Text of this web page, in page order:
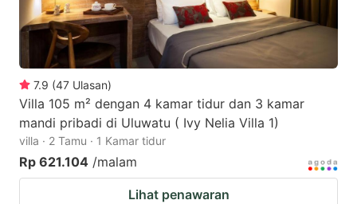
7.9 (47 Ulasan)
Villa 105 m² dengan 4 kamar tidur dan 3 kamar
mandi pribadi di Uluwatu ( Ivy Nelia Villa 1)
villa · 2 Tamu · 1 Kamar tidur
Rp 621.104 /malam
Lihat penawaran